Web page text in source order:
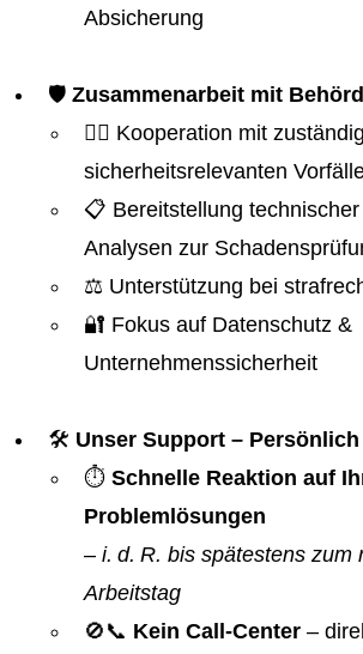
Absicherung
🛡️ Zusammenarbeit mit
👮‍♂️ Kooperation mit
sicherheitsrelevanten
📋 Bereitstellung
Analysen zur
⚖️ Unterstützung bei
🔐 Fokus auf Datenschutz &
Unternehmenssicherheit
🛠️ Unser Support – Persönlich
⏱️ Schnelle Reaktion auf
Problemlösungen
– i. d. R. bis spätestens zum
Arbeitstag
🚫📞 Kein Call-Center –